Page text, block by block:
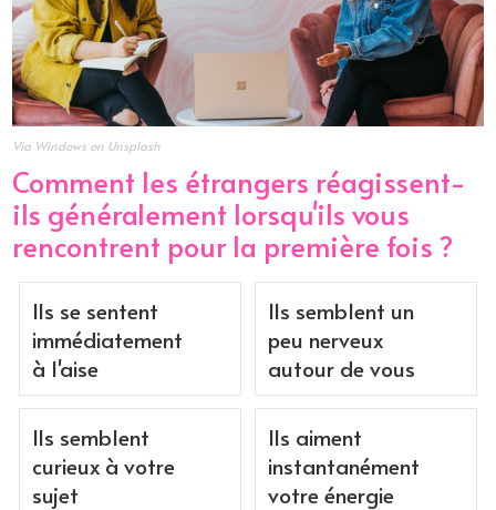
Via Windows on Unsplash
Comment les étrangers réagissent-
ils généralement lorsqu'ils vous
rencontrent pour la première fois ?
Ils se sentent
immédiatement
à l'aise
Ils semblent un
peu nerveux
autour de vous
Ils semblent
curieux à votre
sujet
Ils aiment
instantanément
votre énergie